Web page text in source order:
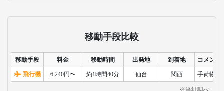
移動手段比較
移動手段 料金 移動時間 出発地 到着地 コメント
飛行機 6,240円〜 約1時間40分 仙台 関西 手荷物検
※当社調べ